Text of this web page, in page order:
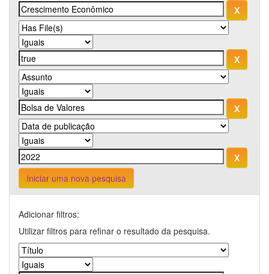
Iniciar uma nova pesquisa
Adicionar filtros:
Utilizar filtros para refinar o resultado da pesquisa.